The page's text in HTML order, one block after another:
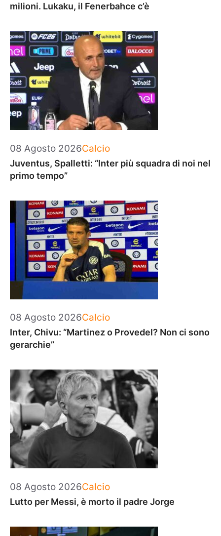
milioni. Lukaku, il Fenerbahce c’è
08 Agosto 2026Categorie
Calcio
Juventus, Spalletti: “Inter più squadra di noi nel
primo tempo”
08 Agosto 2026Categorie
Calcio
Inter, Chivu: “Martinez o Provedel? Non ci sono
gerarchie”
08 Agosto 2026Categorie
Calcio
Lutto per Messi, è morto il padre Jorge